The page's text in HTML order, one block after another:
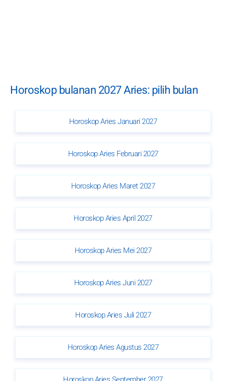
Horoskop bulanan 2027 Aries: pilih bulan
Horoskop Aries Januari 2027
Horoskop Aries Februari 2027
Horoskop Aries Maret 2027
Horoskop Aries April 2027
Horoskop Aries Mei 2027
Horoskop Aries Juni 2027
Horoskop Aries Juli 2027
Horoskop Aries Agustus 2027